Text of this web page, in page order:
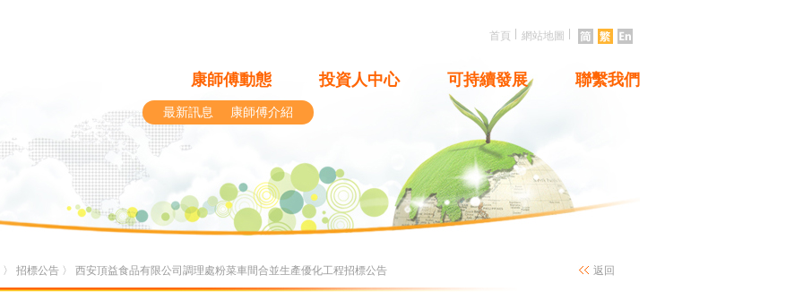
首頁 網站地圖
康師傅動態 投資人中心 可持續發展 聯繫我們
最新訊息 康師傅介紹
〉 招標公告 〉 西安頂益食品有限公司調理處粉菜車間合並生產優化工程招標公告 返回